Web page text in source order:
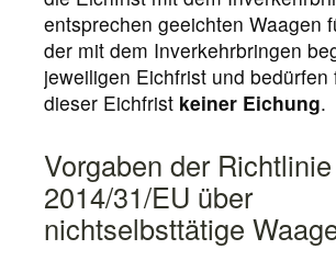
entsprechen geeichten Waagen
der mit dem Inverkehrbringen
jeweiligen Eichfrist und
dieser Eichfrist keiner Eichung.
Vorgaben der Richtlinie
2014/31/EU über
nichtselbsttätige